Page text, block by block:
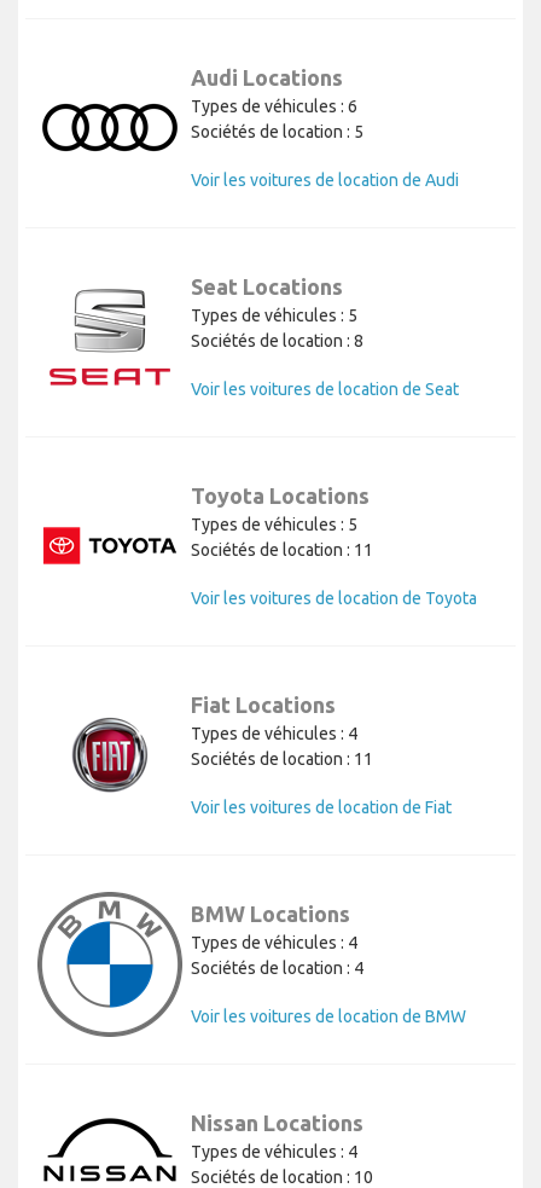
Audi Locations
Types de véhicules : 6
Sociétés de location : 5
Voir les voitures de location de Audi
Seat Locations
Types de véhicules : 5
Sociétés de location : 8
Voir les voitures de location de Seat
Toyota Locations
Types de véhicules : 5
Sociétés de location : 11
Voir les voitures de location de Toyota
Fiat Locations
Types de véhicules : 4
Sociétés de location : 11
Voir les voitures de location de Fiat
BMW Locations
Types de véhicules : 4
Sociétés de location : 4
Voir les voitures de location de BMW
Nissan Locations
Types de véhicules : 4
Sociétés de location : 10